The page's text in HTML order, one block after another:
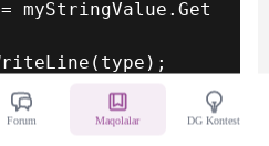
Forum Maqolalar DG Kontest
myStringValue.Get